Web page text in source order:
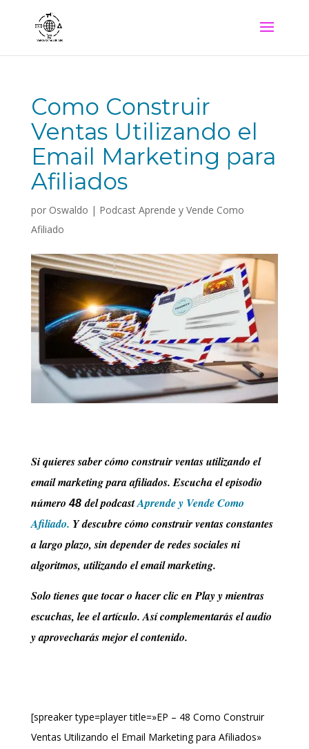
Como Construir
Ventas Utilizando el
Email Marketing para
Afiliados
por Oswaldo | Podcast Aprende y Vende Como
Afiliado
Si quieres saber cómo construir ventas utilizando el
email marketing para afiliados. Escucha el episodio
número48del podcastAprende y Vende Como
Afiliado. Y descubre cómo construir ventas constantes
a largo plazo, sin depender de redes sociales ni
algoritmos, utilizando el email marketing.
Solo tienes que tocar o hacer clic en Play y mientras
escuchas, lee el artículo. Así complementarás el audio
y aprovecharás mejor el contenido.
[spreaker type=player title=»EP – 48 Como Construir
Ventas Utilizando el Email Marketing para Afiliados»